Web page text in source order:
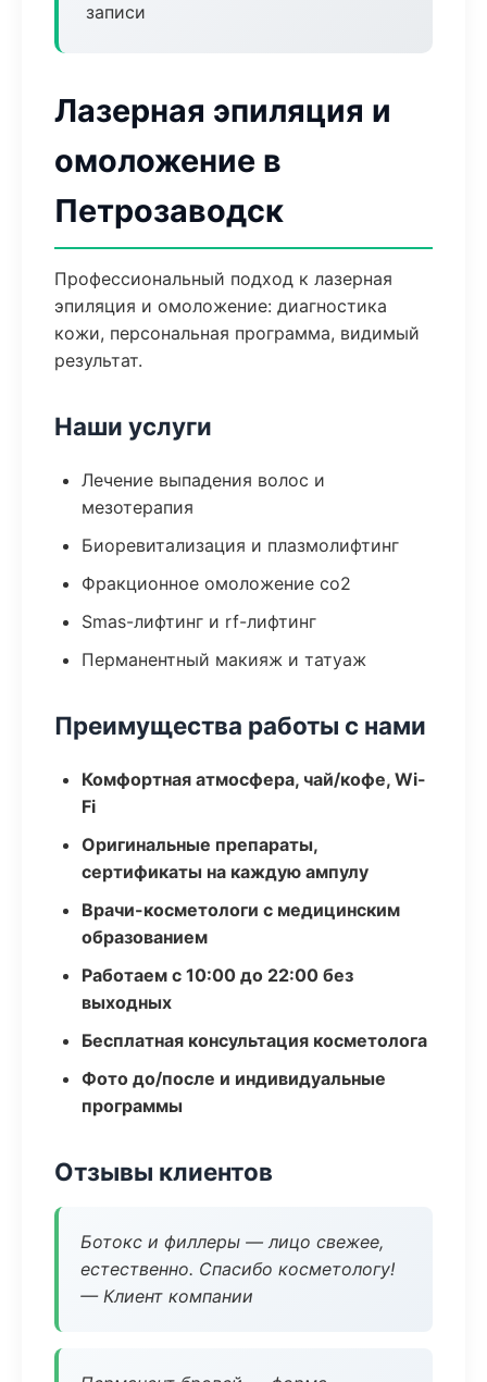
записи
Лазерная эпиляция и
омоложение в
Петрозаводск
Профессиональный подход к лазерная
эпиляция и омоложение: диагностика
кожи, персональная программа, видимый
результат.
Наши услуги
Лечение выпадения волос и
мезотерапия
Биоревитализация и плазмолифтинг
Фракционное омоложение co2
Smas-лифтинг и rf-лифтинг
Перманентный макияж и татуаж
Преимущества работы с нами
Комфортная атмосфера, чай/кофе, Wi-
Fi
Оригинальные препараты,
сертификаты на каждую ампулу
Врачи-косметологи с медицинским
образованием
Работаем с 10:00 до 22:00 без
выходных
Бесплатная консультация косметолога
Фото до/после и индивидуальные
программы
Отзывы клиентов
Ботокс и филлеры — лицо свежее,
естественно. Спасибо косметологу!
— Клиент компании